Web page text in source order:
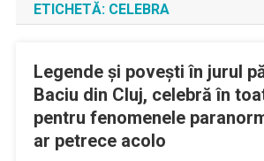
ETICHETĂ: CELEBRA
Legende și povești în jurul
Baciu din Cluj, celebră în
pentru fenomenele
ar petrece acolo